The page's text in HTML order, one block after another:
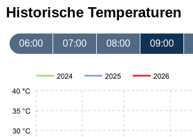
Historische Temperaturen
06:00 07:00 08:00 09:00